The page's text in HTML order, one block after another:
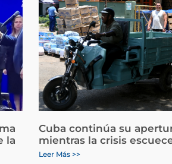
la
Cuba continúa su
mientras la crisis
Leer Más >>